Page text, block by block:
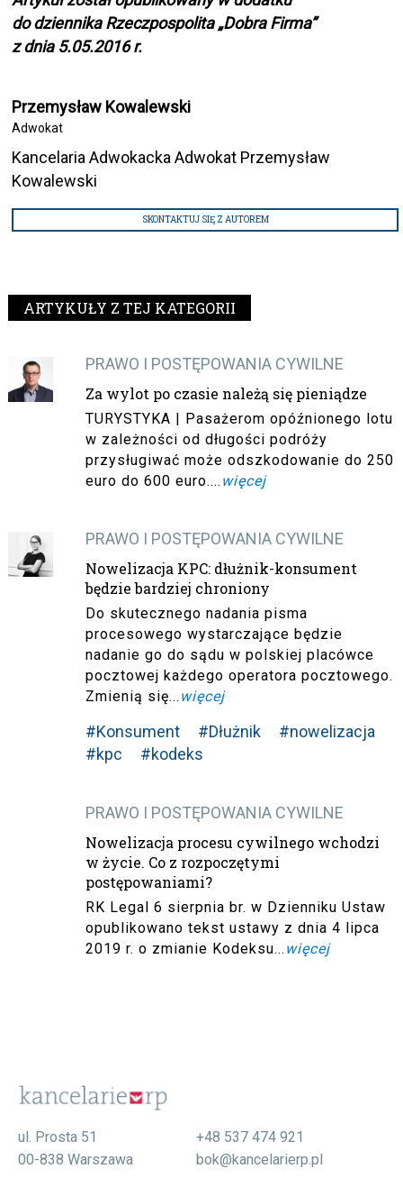
do dziennika Rzeczpospolita „Dobra Firma”
z dnia 5.05.2016 r.
Przemysław Kowalewski
Adwokat
Kancelaria Adwokacka Adwokat Przemysław
Kowalewski
SKONTAKTUJ SIĘ Z AUTOREM
ARTYKUŁY Z TEJ KATEGORII
PRAWO I POSTĘPOWANIA CYWILNE
Za wylot po czasie należą się pieniądze
TURYSTYKA | Pasażerom opóźnionego lotu
w zależności od długości podróży
przysługiwać może odszkodowanie do 250
euro do 600 euro.... więcej
PRAWO I POSTĘPOWANIA CYWILNE
Nowelizacja KPC: dłużnik-konsument
będzie bardziej chroniony
Do skutecznego nadania pisma
procesowego wystarczające będzie
nadanie go do sądu w polskiej placówce
pocztowej każdego operatora pocztowego.
Zmienią się... więcej
#Konsument #Dłużnik
#nowelizacja
#kpc
#kodeks
PRAWO I POSTĘPOWANIA CYWILNE
Nowelizacja procesu cywilnego wchodzi
w życie. Co z rozpoczętymi
postępowaniami?
RK Legal 6 sierpnia br. w Dzienniku Ustaw
opublikowano tekst ustawy z dnia 4 lipca
2019 r. o zmianie Kodeksu... więcej
ul. Prosta 51
00-838 Warszawa
+48 537 474 921
bok@kancelarierp.pl